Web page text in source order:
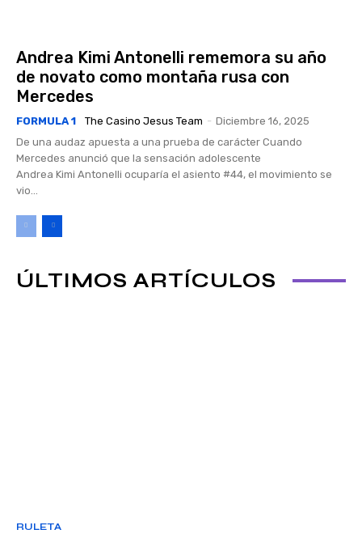
Andrea Kimi Antonelli rememora su año
de novato como montaña rusa con
Mercedes
FORMULA 1 The Casino Jesus Team - Diciembre 16, 2025
De una audaz apuesta a una prueba de carácter Cuando
Mercedes anunció que la sensación adolescente
Andrea Kimi Antonelli ocuparía el asiento #44, el movimiento se
vio...
ÚLTIMOS ARTÍCULOS
RULETA